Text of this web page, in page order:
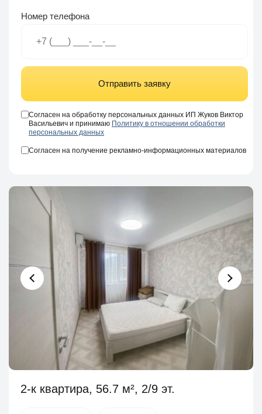
Номер телефона
Отправить заявку
Согласен на обработку персональных данных ИП Жуков Виктор
Васильевич и принимаю Политику в отношении обработки
персональных данных
Согласен на получение рекламно-информационных материалов
2-к квартира, 56.7 м², 2/9 эт.